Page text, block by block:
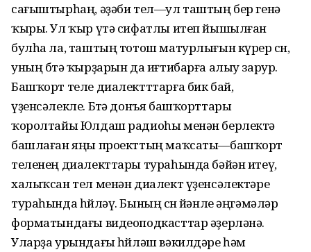
сағыштырһаң, әҙәби тел—ул таштың бер генә
ҡыры. Ул ҡыр үтә сифатлы итеп йышылған
булһа ла, таштың тотош матурлығын күрер өсөн,
уның бөтә ҡырҙарын да иғтибарға алыу зарур.
Башҡорт теле диалектттарға бик бай,
үҙенсәлекле. Бөтә донъя башҡорттары
ҡоролтайы Юлдаш радиоһы менән берлектә
башлаған яңы проекттың маҡсаты—башҡорт
теленең диалекттары тураһында бәйән итеү,
халыҡсан тел менән диалект үҙенсәлектәре
тураһында һөйләү. Бының өсөн йәнле әңгәмәләр
форматындағы видеоподкасттар әҙерләнә.
Уларҙа урындағы һөйләш вәкилдәре һәм